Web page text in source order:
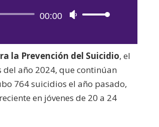
00:00
Utiliza
teclas
de
flecha
arriba/abajo
para
la Prevención del Suicidio, el
año 2024, que continúan
764 suicidios el año pasado,
en jóvenes de 20 a 24